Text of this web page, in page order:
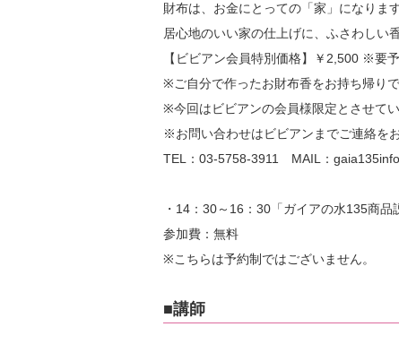
財布は、お金にとっての「家」になります
居心地のいい家の仕上げに、ふさわしい
【ビビアン会員特別価格】￥2,500 ※要
※ご自分で作ったお財布香をお持ち帰り
※今回はビビアンの会員様限定とさせて
※お問い合わせはビビアンまでご連絡を
TEL：03-5758-3911 MAIL：
・14：30～16：30「ガイアの水135商品
参加費：無料
※こちらは予約制ではございません。
■講師